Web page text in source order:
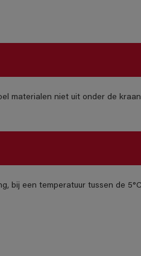
materialen niet uit onder de
bij een temperatuur tussen de 5°C